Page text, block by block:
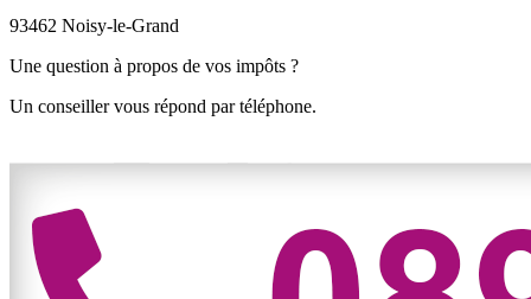
93462 Noisy-le-Grand
Une question à propos de vos impôts ?
Un conseiller vous répond par téléphone.